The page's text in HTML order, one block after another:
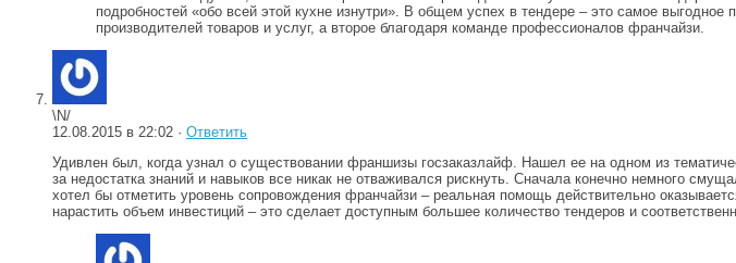
подробностей «обо всей этой кухне изнутри». В общем успех в тендере – это самое
производителей товаров и услуг, а второе благодаря команде профессионалов франчайзи.
\N/
12.08.2015 в 22:02 · Ответить
Удивлен был, когда узнал о существовании франшизы госзаказлайф. Нашел ее на одном из
за недостатка знаний и навыков все никак не отваживался рискнуть. Сначала конечно немного
хотел бы отметить уровень сопровождения франчайзи – реальная помощь действительно
нарастить объем инвестиций – это сделает доступным большее количество тендеров и